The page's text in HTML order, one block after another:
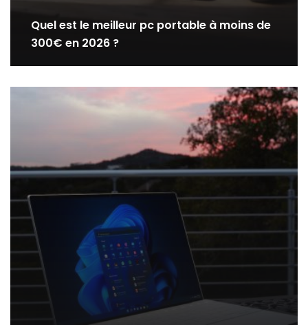
Quel est le meilleur pc portable à moins de
300€ en 2026 ?